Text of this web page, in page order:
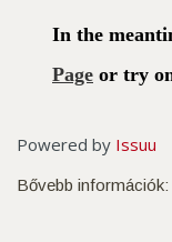
Powered by Issuu
Bővebb információk: